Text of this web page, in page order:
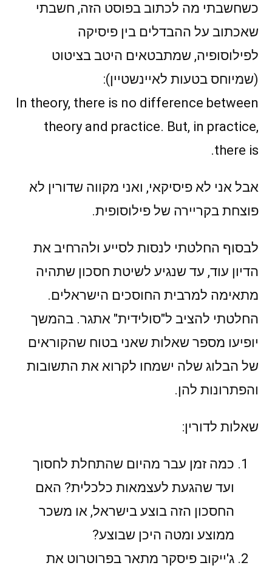
כשחשבתי מה לכתוב בפוסט הזה, חשבתי
שאכתוב על ההבדלים בין פיסיקה
לפילוסופיה, שמתבטאים היטב בציטוט
(שמיוחס בטעות לאיינשטיין):
In theory, there is no difference between
theory and practice. But, in practice,
there is.
אבל אני לא פיסיקאי, ואני מקווה שדורין לא
פוצחת בקריירה של פילוסופית.
לבסוף החלטתי לנסות לסייע ולהרחיב את
הדיון עוד, עד שנגיע לשיטת חסכון שתהיה
מתאימה למרבית החוסכים הישראלים.
החלטתי להציב ל"סולידית" אתגר. בהמשך
יופיעו מספר שאלות שאני בטוח שהקוראים
של הבלוג שלה ישמחו לקרוא את התשובות
והפתרונות להן.
שאלות לדורין:
כמה זמן עבר מהיום שהתחלת לחסוך
ועד שהגעת לעצמאות כלכלית? האם
החסכון הזה בוצע בישראל, או משכר
ממוצע ומטה היכן שבוצע?
ג'ייקוב פיסקר מתאר בפרוטרוט את